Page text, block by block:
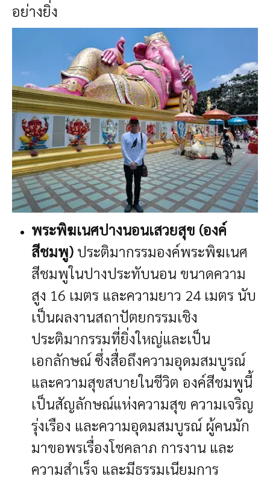
อย่างยิ่ง
พระพิฆเนศปางนอนเสวยสุข (องค์
สีชมพู) ประติมากรรมองค์พระพิฆเนศ
สีชมพูในปางประทับนอน ขนาดความ
สูง 16 เมตร และความยาว 24 เมตร นับ
เป็นผลงานสถาปัตยกรรมเชิง
ประติมากรรมที่ยิ่งใหญ่และเป็น
เอกลักษณ์ ซึ่งสื่อถึงความอุดมสมบูรณ์
และความสุขสบายในชีวิต องค์สีชมพูนี้
เป็นสัญลักษณ์แห่งความสุข ความเจริญ
รุ่งเรือง และความอุดมสมบูรณ์ ผู้คนมัก
มาขอพรเรื่องโชคลาภ การงาน และ
ความสำเร็จ และมีธรรมเนียมการ